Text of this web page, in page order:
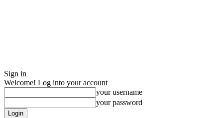
Sign in
Welcome! Log into your account
your username
your password